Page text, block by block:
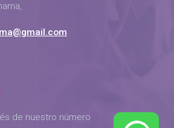
de nuestro número